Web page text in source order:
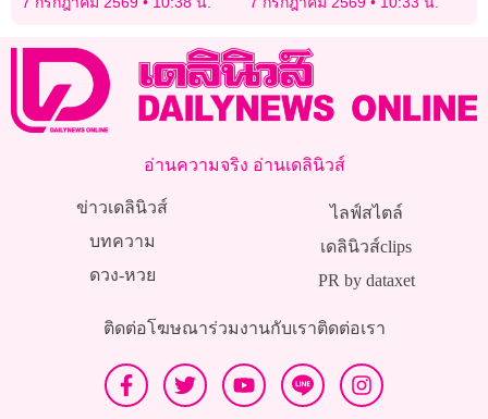
ขับเคลื่อนนวัตกรรมสุขภาพฯ
อ่านความจริง อ่านเดลินิวส์
ข่าวเดลินิวส์
บทความ
ดวง-หวย
ไลฟ์สไตล์
เดลินิวส์clips
PR by dataxet
ติดต่อโฆษณาร่วมงานกับเราติดต่อเรา